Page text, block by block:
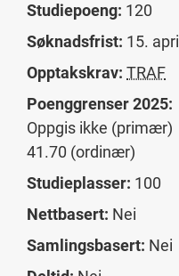
Studiepoeng: 120
Søknadsfrist: 15. april
Opptakskrav: TRAF
Poenggrenser 2025:
Oppgis ikke (primær)
41.70 (ordinær)
Studieplasser: 100
Nettbasert: Nei
Samlingsbasert: Nei